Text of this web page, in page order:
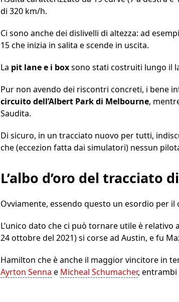
di 320 km/h.
Ci sono anche dei dislivelli di altezza: ad
15 che inizia in salita e scende in uscita.
La pit lane e i boxsono stati costruiti lungo il
Pur non avendo dei riscontri concreti, i bene
circuito dell’Albert Park di Melbourne,
Saudita.
Di sicuro, in un tracciato nuovo per tutti,
che (eccezion fatta dai simulatori) nessun
L’albo d’oro del tracciato
Ovviamente, essendo questo un esordio per
L’unico dato che ci può tornare utile è
24 ottobre del 2021) si corse ad Austin, e fu
Hamilton che è anche il maggior vincitore in
Ayrton Senna e Micheal Schumacher, entrambi